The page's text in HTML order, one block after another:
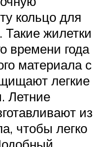
кольцо для
Такие жилетки
времени года
материала с
легкие
Летние
из
чтобы легко